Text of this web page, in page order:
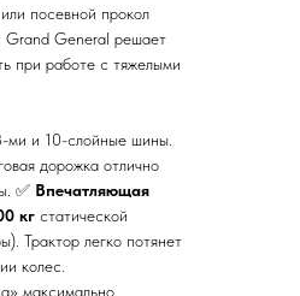
посевной прокол
Grand General решает
при работе с тяжелыми
ми и 10-слойные шины.
дорожка отлично
✅ Впечатляющая
кг статической
Трактор легко потянет
колес.
максимально